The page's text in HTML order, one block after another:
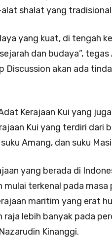
shalat yang
yang kuat, di tengah
dan budaya”,
Discussion akan ada
Kerajaan Kui yang
Kui yang terdiri dari
Amang, dan suku
yang berada di
mulai terkenal pada masa
maritim yang erat
lebih banyak pada
Kinanggi.